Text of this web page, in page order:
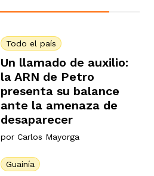
Todo el país
Un llamado de auxilio:
la ARN de Petro
presenta su balance
ante la amenaza de
desaparecer
por Carlos Mayorga
Guainía